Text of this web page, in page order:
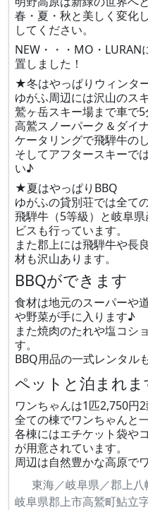
春・夏・秋と美しく変化
してください。
NEW・・・MO・LURAN
置しました！
★冬はやっぱりウィンタ
ゆがふ周辺には沢山のス
鷲ヶ岳スキー場まで車で5
高鷲スノーパーク＆ダイ
ケータリングで飛騨牛の
そしてアフタースキーで
い♪
★夏はやっぱりBBQ
ゆがふの貸別荘では全て
飛騨牛（5等級）と岐阜
ビスも行っています。
また郡上には飛騨牛や長
材も沢山あります。
BBQができます
食材は地元のスーパーや
や野菜が手に入ります♪
また焼肉のたれや塩コシ
す。
BBQ用品の一式レンタル
ペットと泊まれま
ワンちゃんは1匹2,750円
全ての棟でワンちゃんと
各棟にはエチケット袋や
が用意されています。
周辺は自然豊かな高原で
東海／岐阜県／郡上
岐阜県郡上市高鷲町鮎立